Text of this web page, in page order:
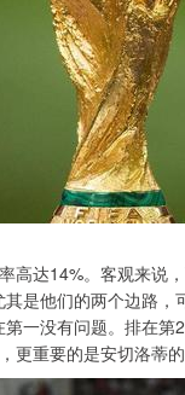
高达14%。客观来说
是他们的两个边路
一没有问题。排在
更重要的是安切洛蒂的